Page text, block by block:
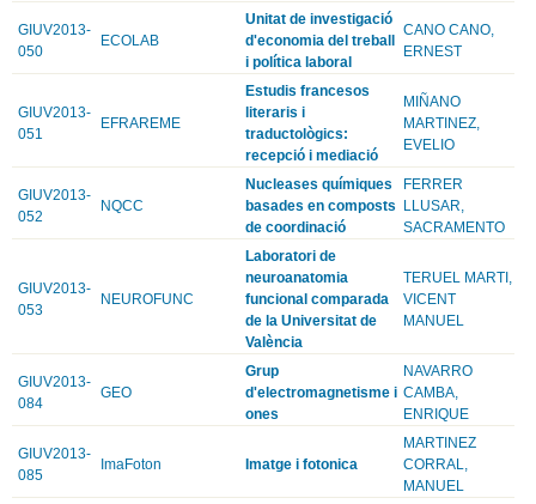
GIUV2013-
050
ECOLAB
Unitat de investigació
d'economia del treball
i política laboral
CANO CANO,
ERNEST
GIUV2013-
051
EFRAREME
Estudis francesos
literaris i
traductològics:
recepció i mediació
MIÑANO
MARTINEZ,
EVELIO
GIUV2013-
052
NQCC
Nucleases químiques
basades en composts
de coordinació
FERRER
LLUSAR,
SACRAMENTO
GIUV2013-
053
NEUROFUNC
Laboratori de
neuroanatomia
funcional comparada
de la Universitat de
València
TERUEL MARTI,
VICENT
MANUEL
GIUV2013-
084
GEO
Grup
d'electromagnetisme i
ones
NAVARRO
CAMBA,
ENRIQUE
GIUV2013-
085
ImaFoton Imatge i fotonica
MARTINEZ
CORRAL,
MANUEL